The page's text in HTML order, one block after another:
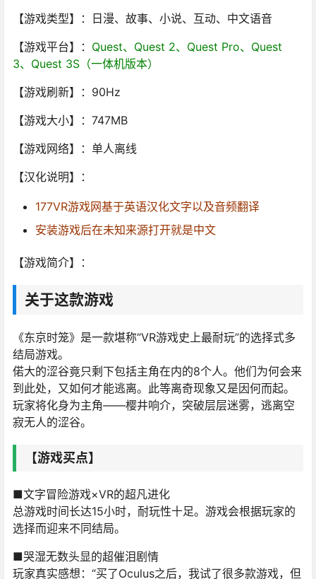
【游戏类型】：日漫、故事、小说、互动、中文语音
【游戏平台】： Quest、Quest 2、Quest Pro、Quest
3、Quest 3S（一体机版本）
【游戏刷新】：90Hz
【游戏大小】：747MB
【游戏网络】：单人离线
【汉化说明】：
177VR游戏网基于英语汉化文字以及音频翻译
安装游戏后在未知来源打开就是中文
【游戏简介】：
关于这款游戏
《东京时笼》是一款堪称“VR游戏史上最耐玩”的选择式多
结局游戏。
偌大的涩谷竟只剩下包括主角在内的8个人。他们为何会来
到此处，又如何才能逃离。此等离奇现象又是因何而起。
玩家将化身为主角——樱井响介，突破层层迷雾，逃离空
寂无人的涩谷。
【游戏买点】
■文字冒险游戏×VR的超凡进化
总游戏时间长达15小时，耐玩性十足。游戏会根据玩家的
选择而迎来不同结局。
■哭湿无数头显的超催泪剧情
玩家真实感想：“买了Oculus之后，我试了很多款游戏，但